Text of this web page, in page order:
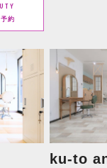
約
ku-to